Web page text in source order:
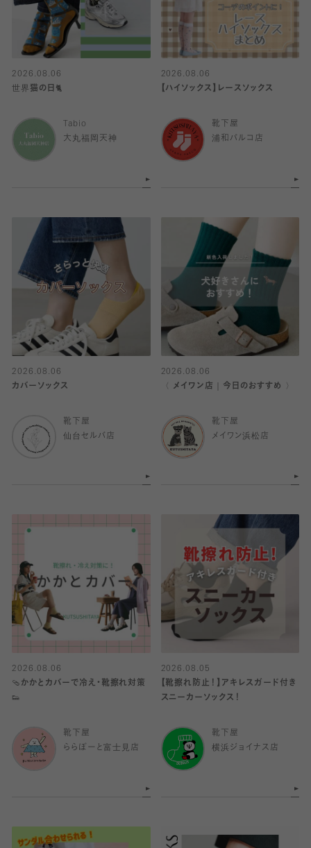
2026.08.06
世界猫の日🐈
Tabio
大丸福岡天神
2026.08.06
【ハイソックス】レースソックス
靴下屋
浦和パルコ店
2026.08.06
カバーソックス
靴下屋
仙台セルバ店
2026.08.06
〈 メイワン店｜今日のおすすめ 〉
靴下屋
メイワン浜松店
2026.08.06
🩴かかとカバーで冷え・靴擦れ対策
👟
靴下屋
ららぽーと富士見店
2026.08.05
【靴擦れ防止！】アキレスガード付き
スニーカーソックス！
靴下屋
横浜ジョイナス店